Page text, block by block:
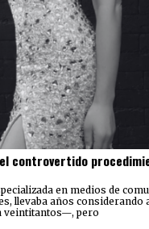
controvertido
en medios de
llevaba años considerando
veintitantos—, pero